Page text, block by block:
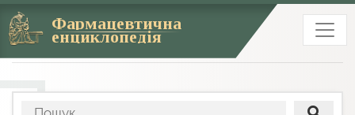
Фармацевтична
енциклопедія